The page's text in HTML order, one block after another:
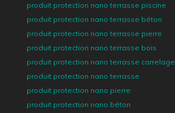
produit protection nano terrasse piscine
produit protection nano terrasse béton
produit protection nano terrasse pierre
produit protection nano terrasse bois
produit protection nano terrasse carrelage
produit protection nano terrasse
produit protection nano pierre
produit protection nano béton